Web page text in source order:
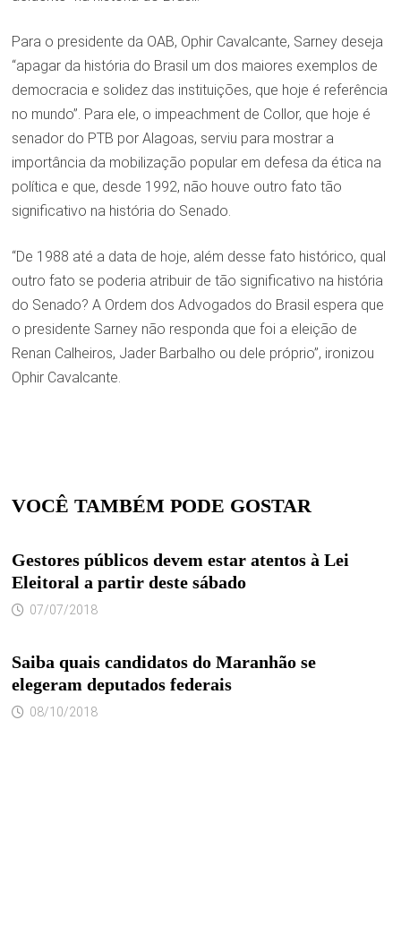
Para o presidente da OAB, Ophir Cavalcante, Sarney deseja
“apagar da história do Brasil um dos maiores exemplos de
democracia e solidez das instituições, que hoje é referência
no mundo”. Para ele, o impeachment de Collor, que hoje é
senador do PTB por Alagoas, serviu para mostrar a
importância da mobilização popular em defesa da ética na
política e que, desde 1992, não houve outro fato tão
significativo na história do Senado.
“De 1988 até a data de hoje, além desse fato histórico, qual
outro fato se poderia atribuir de tão significativo na história
do Senado? A Ordem dos Advogados do Brasil espera que
o presidente Sarney não responda que foi a eleição de
Renan Calheiros, Jader Barbalho ou dele próprio”, ironizou
Ophir Cavalcante.
VOCÊ TAMBÉM PODE GOSTAR
Gestores públicos devem estar atentos à Lei
Eleitoral a partir deste sábado
07/07/2018
Saiba quais candidatos do Maranhão se
elegeram deputados federais
08/10/2018